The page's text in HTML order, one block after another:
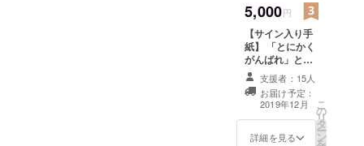
5,000円
【サイン入り手
紙】 「とにかく
がんばれ」と応
援してくれる方
に。お返しとし
てサインを入れ
た感謝の手紙を
お送りします。
支援者：15人
お届け予定：
2019年12月
詳細を見る
こ
の
リ
タ
ー
ン